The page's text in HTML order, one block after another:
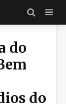
do
do